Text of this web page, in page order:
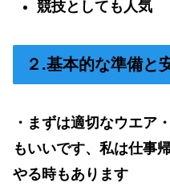
競技としても人気
２.基本的な準備と
・まずは適切なウエア
もいいです、私は仕事
やる時もあります